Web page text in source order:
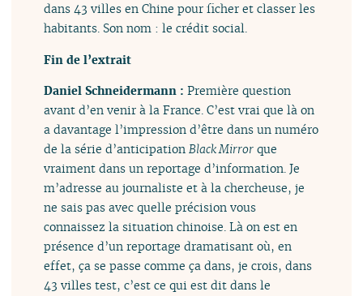
dans 43 villes en Chine pour ficher et classer les
habitants. Son nom : le crédit social.
Fin de l’extrait
Daniel Schneidermann :Première question
avant d’en venir à la France. C’est vrai que là on
a davantage l’impression d’être dans un numéro
de la série d’anticipationBlack Mirror que
vraiment dans un reportage d’information. Je
m’adresse au journaliste et à la chercheuse, je
ne sais pas avec quelle précision vous
connaissez la situation chinoise. Là on est en
présence d’un reportage dramatisant où, en
effet, ça se passe comme ça dans, je crois, dans
43 villes test, c’est ce qui est dit dans le